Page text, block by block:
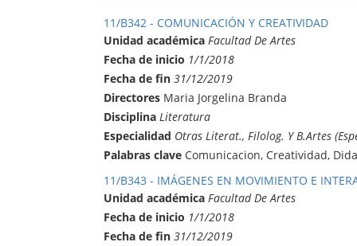
11/B342 - COMUNICACIÓN Y CREATIVIDAD
Unidad académica Facultad De Artes
Fecha de inicio 1/1/2018
Fecha de fin 31/12/2019
Directores Maria Jorgelina Branda
Disciplina Literatura
Especialidad Otras Literat., Filolog. Y B.Artes
Palabras clave Comunicacion, Creatividad,
11/B343 - IMÁGENES EN MOVIMIENTO E
Unidad académica Facultad De Artes
Fecha de inicio 1/1/2018
Fecha de fin 31/12/2019